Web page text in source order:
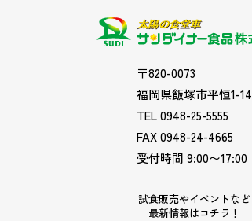
〒820-0073
福岡県飯塚市平恒1-14
TEL 0948-25-5555
FAX 0948-24-4665
受付時間 9:00〜17:00
試食販売やイベントなど
最新情報はコチラ！